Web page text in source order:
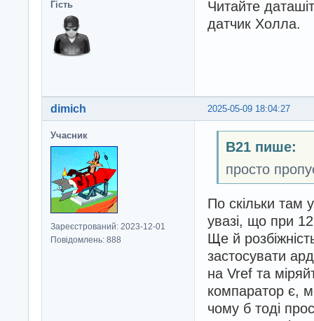
Гість
Читайте
датчик Холла.
2025-05-09 18:04:27
dimich
Учасник
Зареєстрований: 2023-12-01
Повідомлень: 888
B21 пише:
просто
По скільки там
увазі, що при
Ще й
застосувати
на Vref та
компаратор є,
чому б тоді